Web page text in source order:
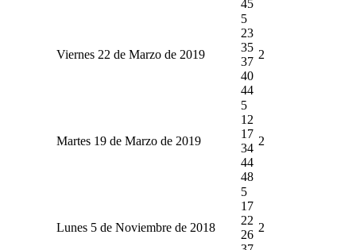
45
Viernes 22 de Marzo de 2019
5
23
35
37
40
44
2
Martes 19 de Marzo de 2019
5
12
17
34
44
48
2
Lunes 5 de Noviembre de 2018
5
17
22
26
2